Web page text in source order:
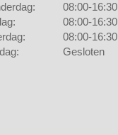
08:00-16:30
08:00-16:30
08:00-16:30
Gesloten